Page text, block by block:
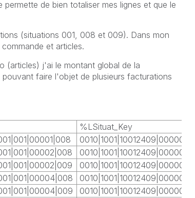
de bien totaliser mes lignes et que le
(situations 001, 008 et 009). Dans mon
et articles.
(articles) j'ai le montant global de la
faire l'objet de plusieurs facturations
%LSituat_Key